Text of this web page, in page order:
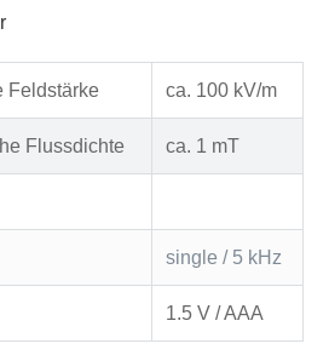
Feldstärke ca. 100 kV/m
Flussdichte ca. 1 mT
single / 5 kHz
1.5 V / AAA